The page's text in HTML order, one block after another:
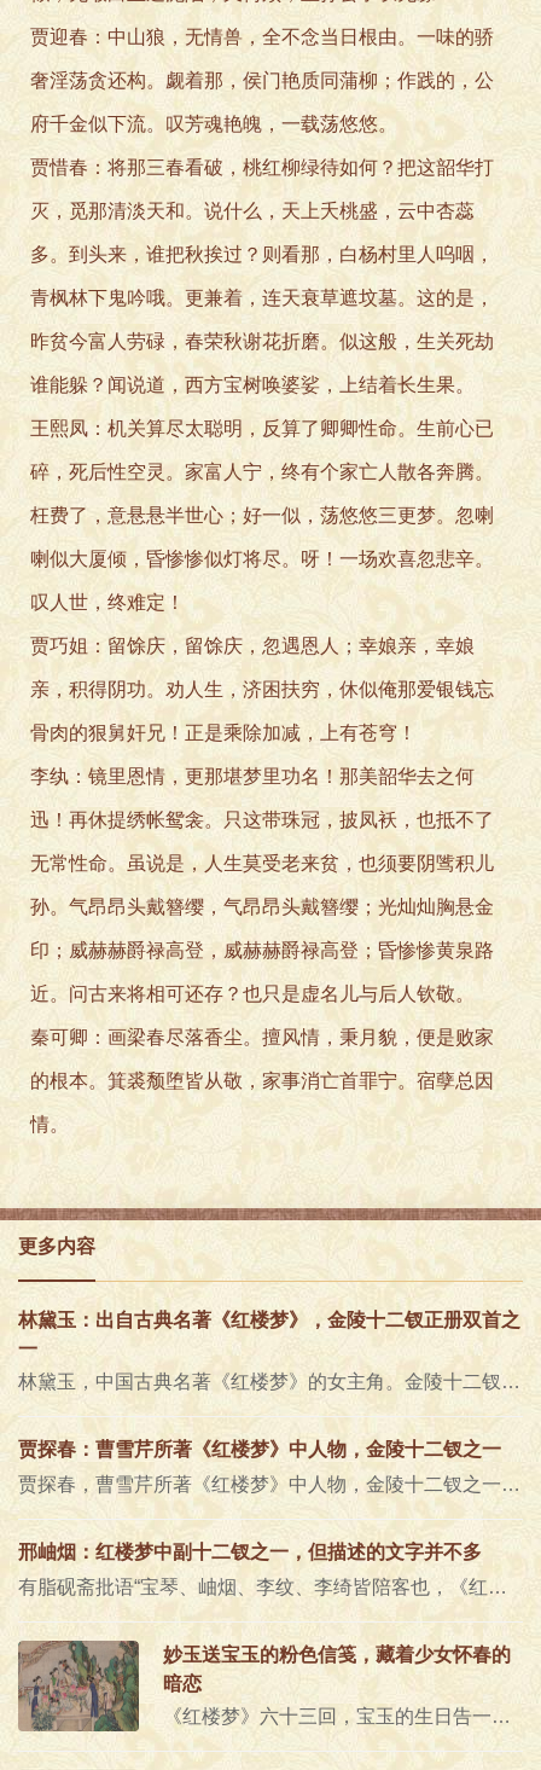
贾迎春：中山狼，无情兽，全不念当日根由。一味的骄
奢淫荡贪还构。觑着那，侯门艳质同蒲柳；作践的，公
府千金似下流。叹芳魂艳魄，一载荡悠悠。
贾惜春：将那三春看破，桃红柳绿待如何？把这韶华打
灭，觅那清淡天和。说什么，天上夭桃盛，云中杏蕊
多。到头来，谁把秋挨过？则看那，白杨村里人呜咽，
青枫林下鬼吟哦。更兼着，连天衰草遮坟墓。这的是，
昨贫今富人劳碌，春荣秋谢花折磨。似这般，生关死劫
谁能躲？闻说道，西方宝树唤婆娑，上结着长生果。
王熙凤：机关算尽太聪明，反算了卿卿性命。生前心已
碎，死后性空灵。家富人宁，终有个家亡人散各奔腾。
枉费了，意悬悬半世心；好一似，荡悠悠三更梦。忽喇
喇似大厦倾，昏惨惨似灯将尽。呀！一场欢喜忽悲辛。
叹人世，终难定！
贾巧姐：留馀庆，留馀庆，忽遇恩人；幸娘亲，幸娘
亲，积得阴功。劝人生，济困扶穷，休似俺那爱银钱忘
骨肉的狠舅奸兄！正是乘除加减，上有苍穹！
李纨：镜里恩情，更那堪梦里功名！那美韶华去之何
迅！再休提绣帐鸳衾。只这带珠冠，披凤袄，也抵不了
无常性命。虽说是，人生莫受老来贫，也须要阴骘积儿
孙。气昂昂头戴簪缨，气昂昂头戴簪缨；光灿灿胸悬金
印；威赫赫爵禄高登，威赫赫爵禄高登；昏惨惨黄泉路
近。问古来将相可还存？也只是虚名儿与后人钦敬。
秦可卿：画梁春尽落香尘。擅风情，秉月貌，便是败家
的根本。箕裘颓堕皆从敬，家事消亡首罪宁。宿孽总因
情。
更多内容
林黛玉：出自古典名著《红楼梦》，金陵十二钗正册双首之
一
林黛玉，中国古典名著《红楼梦》的女主角。金陵十二钗正册双首之一，西方灵河岸绛珠仙草转世，荣府幺女贾敏与扬州巡盐御史林..
贾探春：曹雪芹所著《红楼梦》中人物，金陵十二钗之一
贾探春，曹雪芹所著《红楼梦》中人物，金陵十二钗之一，荣国府贾政与奴婢出身的妾室赵姨娘所生的女儿，贾宝玉同父异母的妹妹..
邢岫烟：红楼梦中副十二钗之一，但描述的文字并不多
有脂砚斋批语“宝琴、岫烟、李纹、李绮皆陪客也，《红楼梦》中所谓副十二钗是也。”后入园这四个女儿当中，宝琴着墨最多，俨..
妙玉送宝玉的粉色信笺，藏着少女怀春的
暗恋
《红楼梦》六十三回，宝玉的生日告一段落，前一晚众人喝了个横七竖八，早上才发现前一晚妙玉送来的生日祝福卡片。原文是这么描写..